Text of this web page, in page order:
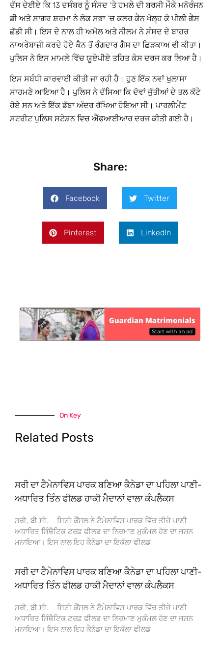
ਦੱਸ ਦੇਈਏ ਕਿ 13 ਦਸੰਬਰ ਨੂੰ ਸੰਸਦ ‘ਤੇ ਹਮਲੇ ਦੀ ਬਰਸੀ ਮੌਕੇ ਮਨੋਰੰਜਨ
ਡੀ ਅਤੇ ਸਾਗਰ ਸ਼ਰਮਾ ਨੇ ਲੋਕ ਸਭਾ ‘ਚ ਕਲਰ ਕੈਨ ਖੋਲ੍ਹ ਕੇ ਪੀਲੀ ਗੈਸ
ਛੱਡੀ ਸੀ। ਇਸ ਦੇ ਨਾਲ ਹੀ ਅਮੋਲ ਅਤੇ ਨੀਲਮ ਨੇ ਸੰਸਦ ਦੇ ਬਾਹਰ
ਨਾਅਰੇਬਾਜ਼ੀ ਕਰਦੇ ਹੋਏ ਕੈਨ ਤੋਂ ਰੰਗਦਾਰ ਗੈਸ ਦਾ ਛਿੜਕਾਅ ਵੀ ਕੀਤਾ।
ਪੁਲਿਸ ਨੇ ਇਸ ਮਾਮਲੇ ਵਿੱਚ ਯੂਏਪੀਏ ਤਹਿਤ ਕੇਸ ਦਰਜ ਕਰ ਲਿਆ ਹੈ।
ਇਸ ਸਬੰਧੀ ਕਾਰਵਾਈ ਕੀਤੀ ਜਾ ਰਹੀ ਹੈ। ਹੁਣ ਇੱਕ ਨਵਾਂ ਖੁਲਾਸਾ
ਸਾਹਮਣੇ ਆਇਆ ਹੈ। ਪੁਲਿਸ ਨੇ ਦੱਸਿਆ ਕਿ ਦੋਵਾਂ ਜੁੱਤੀਆਂ ਦੇ ਤਲ ਕੱਟੇ
ਹੋਏ ਸਨ ਅਤੇ ਇੱਕ ਡੱਬਾ ਅੰਦਰ ਰੱਖਿਆ ਹੋਇਆ ਸੀ। ਪਾਰਲੀਮੈਂਟ
ਸਟਰੀਟ ਪੁਲਿਸ ਸਟੇਸ਼ਨ ਵਿਚ ਐੱਫਆਈਆਰ ਦਰਜ ਕੀਤੀ ਗਈ ਹੈ।
Share:
Facebook Twitter
Pinterest LinkedIn
On Key
Related Posts
ਸਰੀ ਦਾ ਟੈਮੇਨਾਵਿਸ ਪਾਰਕ ਬਣਿਆ ਕੈਨੇਡਾ ਦਾ ਪਹਿਲਾ ਪਾਣੀ-
ਅਧਾਰਿਤ ਤਿੰਨ ਫੀਲਡ ਹਾਕੀ ਮੈਦਾਨਾਂ ਵਾਲਾ ਕੰਪਲੈਕਸ
ਸਰੀ, ਬੀ.ਸੀ. – ਸਿਟੀ ਕੌਂਸਲ ਨੇ ਟੈਮੇਨਾਵਿਸ ਪਾਰਕ ਵਿੱਚ ਤੀਜੇ ਪਾਣੀ-
ਅਧਾਰਿਤ ਸਿੰਥੈਟਿਕ ਟਰਫ਼ ਫੀਲਡ ਦਾ ਨਿਰਮਾਣ ਮੁਕੰਮਲ ਹੋਣ ਦਾ ਜਸ਼ਨ
ਮਨਾਇਆ। ਇਸ ਨਾਲ ਇਹ ਕੈਨੇਡਾ ਦਾ ਇਕੱਲਾ ਫੀਲਡ
ਸਰੀ ਦਾ ਟੈਮੇਨਾਵਿਸ ਪਾਰਕ ਬਣਿਆ ਕੈਨੇਡਾ ਦਾ ਪਹਿਲਾ ਪਾਣੀ-
ਅਧਾਰਿਤ ਤਿੰਨ ਫੀਲਡ ਹਾਕੀ ਮੈਦਾਨਾਂ ਵਾਲਾ ਕੰਪਲੈਕਸ
ਸਰੀ, ਬੀ.ਸੀ. – ਸਿਟੀ ਕੌਂਸਲ ਨੇ ਟੈਮੇਨਾਵਿਸ ਪਾਰਕ ਵਿੱਚ ਤੀਜੇ ਪਾਣੀ-
ਅਧਾਰਿਤ ਸਿੰਥੈਟਿਕ ਟਰਫ਼ ਫੀਲਡ ਦਾ ਨਿਰਮਾਣ ਮੁਕੰਮਲ ਹੋਣ ਦਾ ਜਸ਼ਨ
ਮਨਾਇਆ। ਇਸ ਨਾਲ ਇਹ ਕੈਨੇਡਾ ਦਾ ਇਕੱਲਾ ਫੀਲਡ